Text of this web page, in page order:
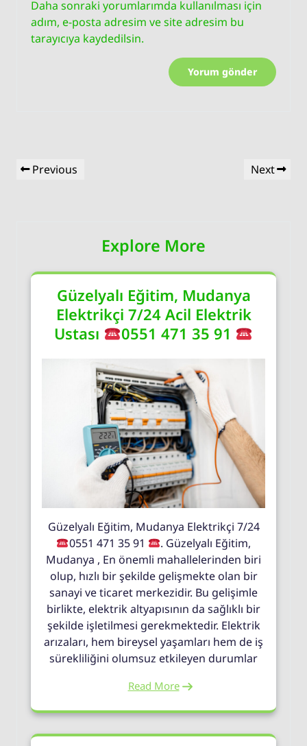
Daha sonraki yorumlarımda kullanılması için
adım, e-posta adresim ve site adresim bu
tarayıcıya kaydedilsin.
Yazı
gezinmesi
Previous
Previous
Next
Next
Explore More
Güzelyalı Eğitim, Mudanya
Elektrikçi 7/24 Acil Elektrik
Ustası
0551 471 35 91
Güzelyalı Eğitim, Mudanya Elektrikçi 7/24
0551 471 35 91
. Güzelyalı Eğitim,
Mudanya , En önemli mahallelerinden biri
olup, hızlı bir şekilde gelişmekte olan bir
sanayi ve ticaret merkezidir. Bu gelişimle
birlikte, elektrik altyapısının da sağlıklı bir
şekilde işletilmesi gerekmektedir. Elektrik
arızaları, hem bireysel yaşamları hem de iş
sürekliliğini olumsuz etkileyen durumlar
Read More